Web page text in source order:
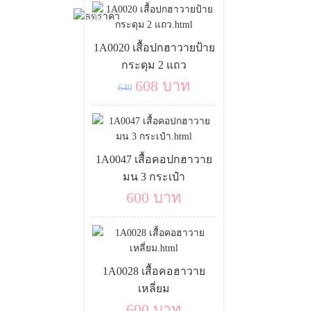
1A0020 เสื้อปกฮาวายป้าย
กระดุม 2 แถว
640 608 บาท
-5%
1A0047 เสื้อคอปกฮาวาย
มน 3 กระเป๋า
600 บาท
1A0028 เสื้อคอฮาวาย
เหลี่ยม